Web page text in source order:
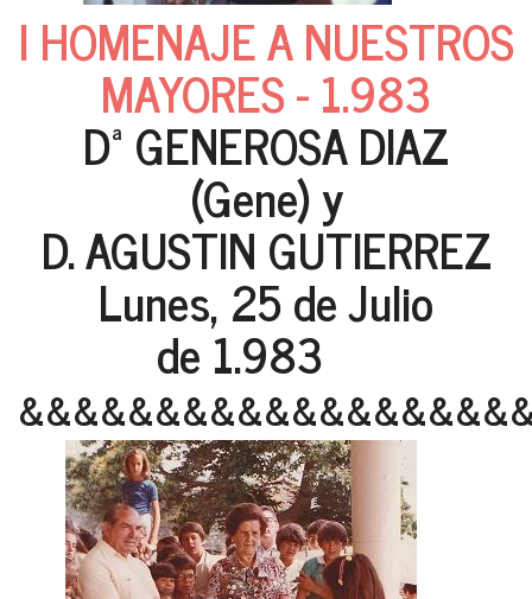
I HOMENAJE A NUESTROS
MAYORES - 1.983
Dª GENEROSA DIAZ
(Gene) y
D. AGUSTIN GUTIERREZ
Lunes, 25 de Julio
de 1.983